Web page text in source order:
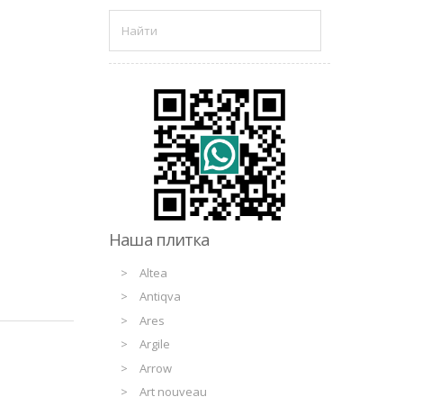
Наша плитка
Altea
Antiqva
Ares
Argile
Arrow
Art nouveau